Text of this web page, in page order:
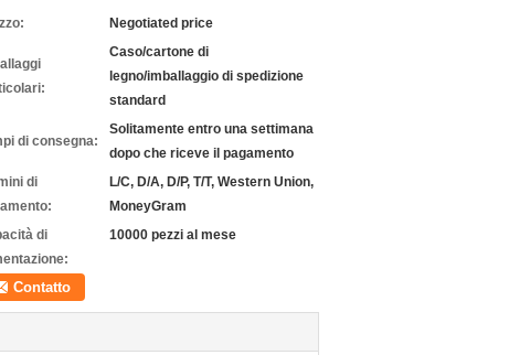
Negotiated price
Caso/cartone di
legno/imballaggio di spedizione
standard
di consegna:
Solitamente entro una settimana
dopo che riceve il pagamento
di
L/C, D/A, D/P, T/T, Western Union,
MoneyGram
di
10000 pezzi al mese
Contatto